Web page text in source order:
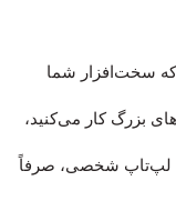
که سخت‌افزار شما
بزرگ کار می‌کنید،
لپ‌تاپ شخصی، صرفاً